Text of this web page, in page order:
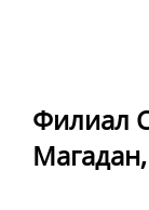
Филиал